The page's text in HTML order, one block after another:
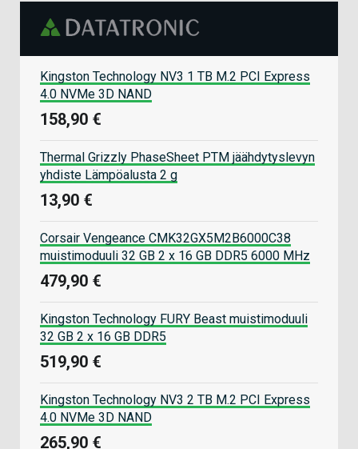
Kingston Technology NV3 1 TB M.2 PCI Express
4.0 NVMe 3D NAND
158,90 €
Thermal Grizzly PhaseSheet PTM jäähdytyslevyn
yhdiste Lämpöalusta 2 g
13,90 €
Corsair Vengeance CMK32GX5M2B6000C38
muistimoduuli 32 GB 2 x 16 GB DDR5 6000 MHz
479,90 €
Kingston Technology FURY Beast muistimoduuli
32 GB 2 x 16 GB DDR5
519,90 €
Kingston Technology NV3 2 TB M.2 PCI Express
4.0 NVMe 3D NAND
265,90 €